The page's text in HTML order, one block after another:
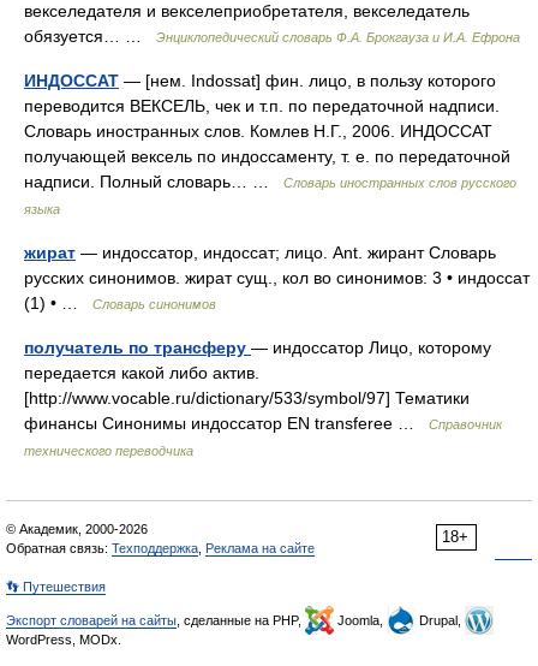
векселедателя и векселеприобретателя, векселедатель
обязуется… …
Энциклопедический словарь Ф.А. Брокгауза и И.А. Ефрона
ИНДОССАТ — [нем. Indossat] фин. лицо, в пользу которого
переводится ВЕКСЕЛЬ, чек и т.п. по передаточной надписи.
Словарь иностранных слов. Комлев Н.Г., 2006. ИНДОССАТ
получающей вексель по индоссаменту, т. е. по передаточной
надписи. Полный словарь… …
Словарь иностранных слов русского
языка
жират — индоссатор, индоссат; лицо. Ant. жирант Словарь
русских синонимов. жират сущ., кол во синонимов: 3 • индоссат
(1) • …
Словарь синонимов
получатель по трансферу — индоссатор Лицо, которому
передается какой либо актив.
[http://www.vocable.ru/dictionary/533/symbol/97] Тематики
финансы Синонимы индоссатор EN transferee …
Справочник
технического переводчика
18+
© Академик, 2000-2026
Обратная связь: Техподдержка Реклама на сайте
👣 Путешествия
Экспорт словарей на сайты , сделанные на PHP, Joomla,
Drupal,
WordPress, MODx.